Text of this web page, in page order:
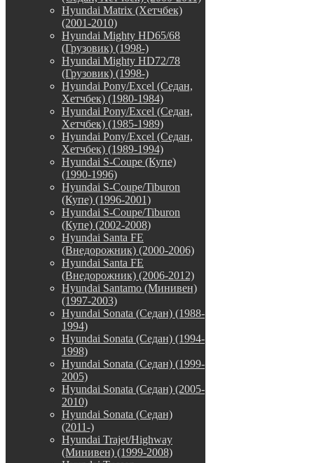
Hyundai Matrix (Хетчбек)
(2001-2010)
Hyundai Mighty HD65/68
(Грузовик) (1998-)
Hyundai Mighty HD72/78
(Грузовик) (1998-)
Hyundai Pony/Excel (Седан,
Хетчбек) (1980-1984)
Hyundai Pony/Excel (Седан,
Хетчбек) (1985-1989)
Hyundai Pony/Excel (Седан,
Хетчбек) (1989-1994)
Hyundai S-Coupe (Купе)
(1990-1996)
Hyundai S-Coupe/Tiburon
(Купе) (1996-2001)
Hyundai S-Coupe/Tiburon
(Купе) (2002-2008)
Hyundai Santa FE
(Внедорожник) (2000-2006)
Hyundai Santa FE
(Внедорожник) (2006-2012)
Hyundai Santamo (Минивен)
(1997-2003)
Hyundai Sonata (Седан) (1988-
1994)
Hyundai Sonata (Седан) (1994-
1998)
Hyundai Sonata (Седан) (1999-
2005)
Hyundai Sonata (Седан) (2005-
2010)
Hyundai Sonata (Седан)
(2011-)
Hyundai Trajet/Highway
(Минивен) (1999-2008)